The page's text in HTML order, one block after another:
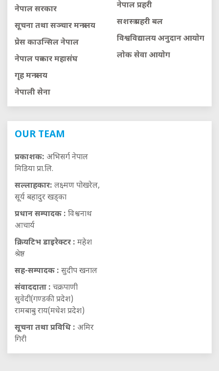
नेपाल सरकार
सूचना तथा सञ्चार मन्त्रालय
प्रेस काउन्सिल नेपाल
नेपाल पत्रकार महासंघ
गृह मन्त्रालय
नेपाली सेना
नेपाल प्रहरी
सशस्त्र प्रहरी बल
विश्वविद्यालय अनुदान आयाेग
लाेक सेवा आयाेग
OUR TEAM
प्रकाशक: अभिसर्ग नेपाल
मिडिया प्रा.लि.
सल्लाहकार: लक्ष्मण पोखरेल,
सूर्य बहादुर खड्का
प्रधान सम्पादक : विश्वनाथ
आचार्य
क्रियटिभ डाइरेक्टर : महेश
श्रेष्ठ
सह-सम्पादक : सुदीप खनाल
संवाददाता : चक्रपाणी
सुवेदी(गण्डकी प्रदेश)
रामबाबु राय(मधेश प्रदेश)
सूचना तथा प्रविधि : अमिर
गिरी